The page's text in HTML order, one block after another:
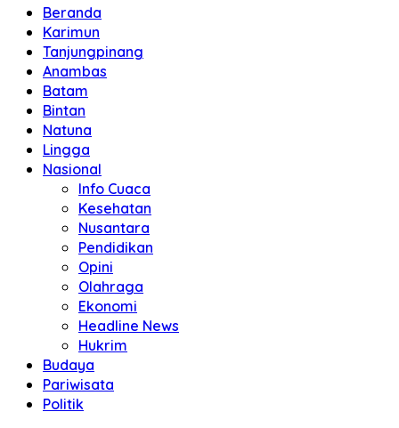
Beranda
Karimun
Tanjungpinang
Anambas
Batam
Bintan
Natuna
Lingga
Nasional
Info Cuaca
Kesehatan
Nusantara
Pendidikan
Opini
Olahraga
Ekonomi
Headline News
Hukrim
Budaya
Pariwisata
Politik